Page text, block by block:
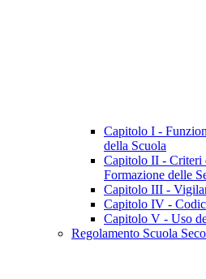
Capitolo I -
della Scuola
Capitolo II - Criteri
Formazione delle
Capitolo III -
Capitolo IV -
Capitolo V - Uso
Regolamento Scuola